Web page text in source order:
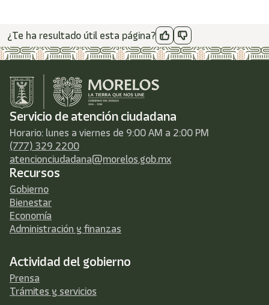
¿Te ha resultado útil esta página?
Servicio de atención ciudadana
Horario: lunes a viernes de 9:00 AM a 2:00 PM
(777) 329 2200
atencionciudadana@morelos.gob.mx
Recursos
Gobierno
Bienestar
Economía
Administración y finanzas
Actividad del gobierno
Prensa
Trámites y servicios